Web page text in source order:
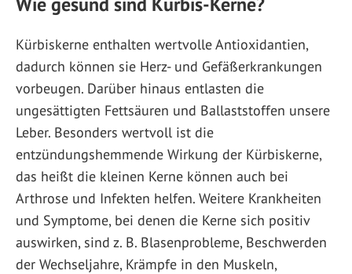
Kürbiskerne enthalten wertvolle Antioxidantien,
dadurch können sie Herz- und Gefäßerkrankungen
vorbeugen. Darüber hinaus entlasten die
ungesättigten Fettsäuren und Ballaststoffen unsere
Leber. Besonders wertvoll ist die
entzündungshemmende Wirkung der Kürbiskerne,
das heißt die kleinen Kerne können auch bei
Arthrose und Infekten helfen. Weitere Krankheiten
und Symptome, bei denen die Kerne sich positiv
auswirken, sind z. B. Blasenprobleme, Beschwerden
der Wechseljahre, Krämpfe in den Muskeln,